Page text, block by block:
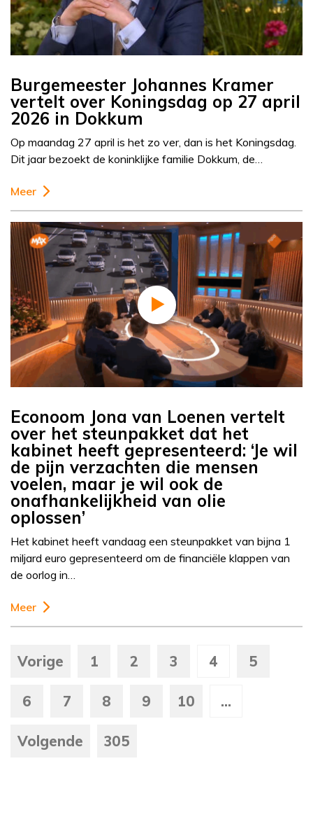
Burgemeester Johannes Kramer
vertelt over Koningsdag op 27 april
2026 in Dokkum
Op maandag 27 april is het zo ver, dan is het Koningsdag.
Dit jaar bezoekt de koninklijke familie Dokkum, de…
Meer
Econoom Jona van Loenen vertelt
over het steunpakket dat het
kabinet heeft gepresenteerd: ‘Je wil
de pijn verzachten die mensen
voelen, maar je wil ook de
onafhankelijkheid van olie
oplossen’
Het kabinet heeft vandaag een steunpakket van bijna 1
miljard euro gepresenteerd om de financiële klappen van
de oorlog in…
Meer
Vorige 1 2 3 4 5
6 7 8 9 10 ...
Volgende 305